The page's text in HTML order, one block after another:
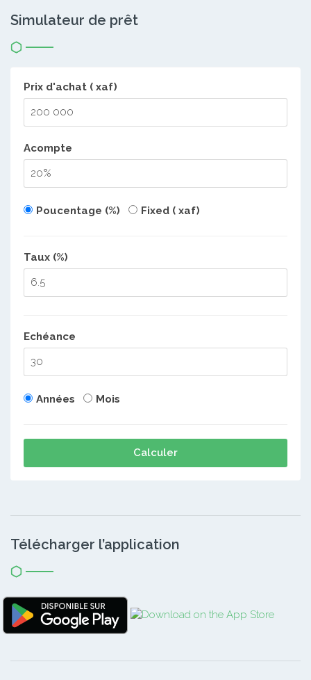
Simulateur de prêt
Prix d'achat ( xaf)
Acompte
Poucentage (%) Fixed ( xaf)
Taux (%)
Echéance
Années Mois
Calculer
Télécharger l’application